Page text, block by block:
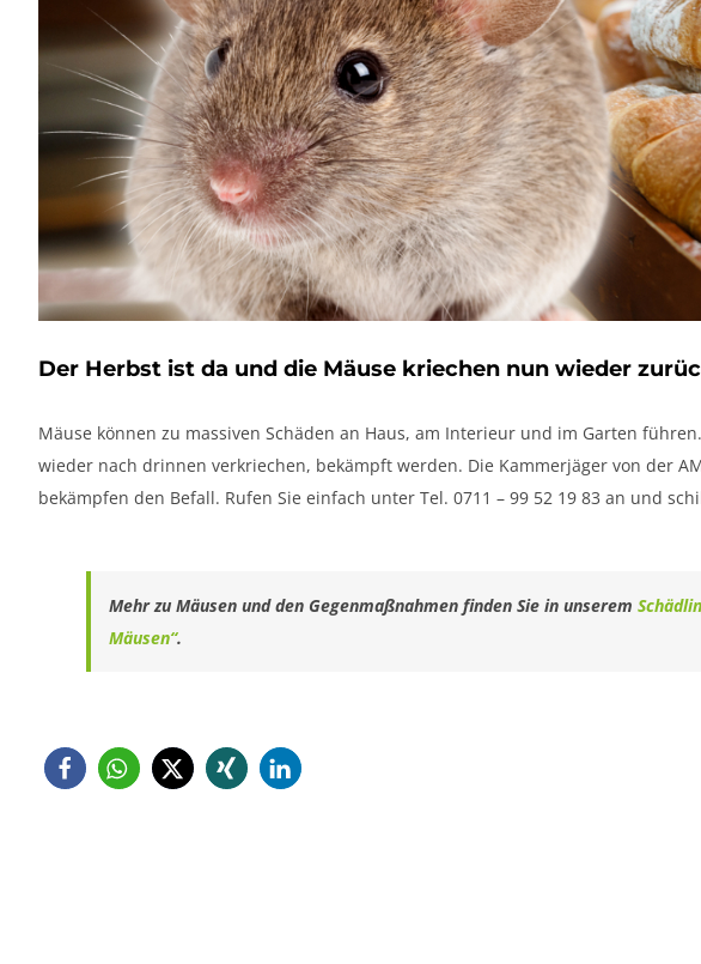
Der Herbst ist da und die Mäuse kriechen nun wieder
Mäuse können zu massiven Schäden an Haus, am Interieur und im Garten
wieder nach drinnen verkriechen, bekämpft werden. Die Kammerjäger von der
bekämpfen den Befall. Rufen Sie einfach unter Tel. 0711 – 99 52 19 83 an und
Mehr zu Mäusen und den Gegenmaßnahmen finden Sie in unserem
Mäusen“.